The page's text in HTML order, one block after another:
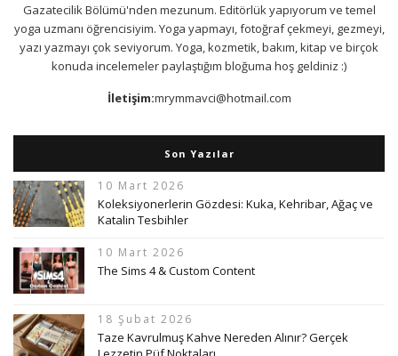
Gazatecilik Bölümü'nden mezunum. Editörlük yapıyorum ve temel
yoga uzmanı öğrencisiyim. Yoga yapmayı, fotoğraf çekmeyi, gezmeyi,
yazı yazmayı çok seviyorum. Yoga, kozmetik, bakım, kitap ve birçok
konuda incelemeler paylaştığım bloğuma hoş geldiniz :)
İletişim:mrymmavci@hotmail.com
Son Yazılar
10 Mart 2026
Koleksiyonerlerin Gözdesi: Kuka, Kehribar, Ağaç ve
Katalin Tesbihler
10 Mart 2026
The Sims 4 & Custom Content
18 Şubat 2026
Taze Kavrulmuş Kahve Nereden Alınır? Gerçek